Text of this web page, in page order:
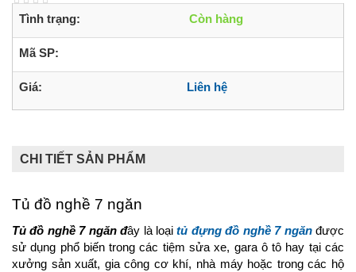
Tình trạng: Còn hàng
Mã SP:
Giá: Liên hệ
CHI TIẾT SẢN PHẨM
Tủ đồ nghề 7 ngăn
Tủ đồ nghề 7 ngăn đây là loạitủ đựng đồ nghề 7 ngăn được
sử dụng phổ biến trong các tiệm sửa xe, gara ô tô hay tại các
xưởng sản xuất, gia công cơ khí, nhà máy hoặc trong các hộ